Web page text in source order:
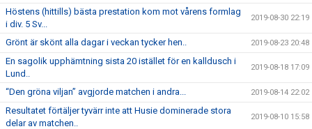
Höstens (hittills) bästa prestation kom mot vårens formlag
i div. 5 Sv...
2019-08-30 22:19
Grönt är skönt alla dagar i veckan tycker hen.. 2019-08-23 20:48
En sagolik upphämtning sista 20 istället för en kalldusch i
Lund..
2019-08-18 17:09
“Den gröna viljan” avgjorde matchen i andra... 2019-08-14 22:02
Resultatet förtäljer tyvärr inte att Husie dominerade stora
delar av matchen..
2019-08-10 15:58